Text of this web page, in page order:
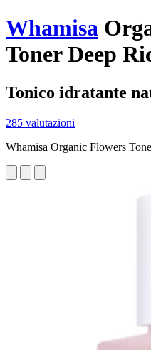
Whamisa
Toner Deep
Tonico idratante
285 valutazioni
Whamisa Organic Flowers